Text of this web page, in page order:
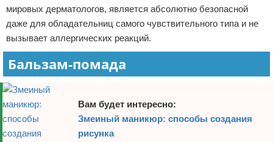
мировых дерматологов, является абсолютно безопасной
даже для обладательниц самого чувствительного типа и не
вызывает аллергических реакций.
Бальзам-помада
Вам будет интересно:
Змеиный маникюр: способы создания
рисунка